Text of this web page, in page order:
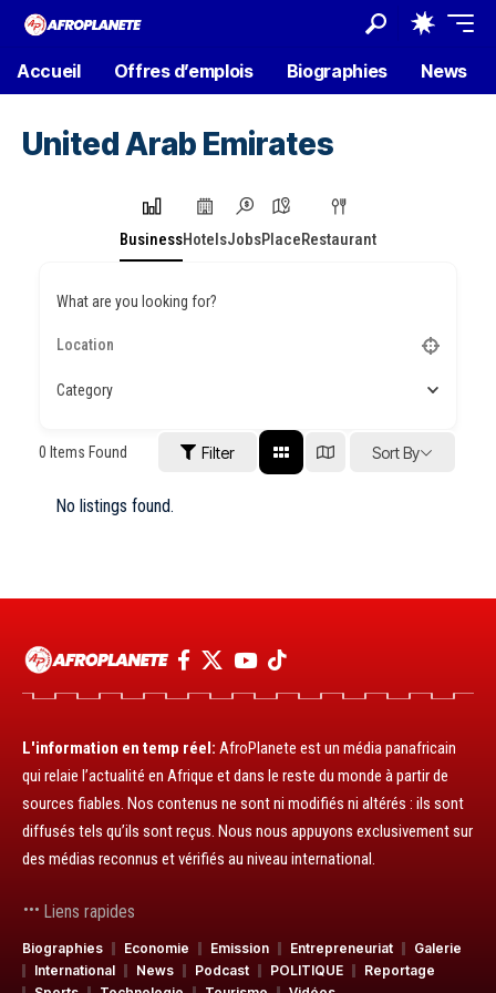
Accueil Offres d’emplois Biographies News
United Arab Emirates
BusinessHotelsJobsPlaceRestaurant
What are you looking for?
Category
0 Items Found Filter Sort By
No listings found.
L'information en temp réel: AfroPlanete est un média panafricain
qui relaie l’actualité en Afrique et dans le reste du monde à partir de
sources fiables. Nos contenus ne sont ni modifiés ni altérés : ils sont
diffusés tels qu’ils sont reçus. Nous nous appuyons exclusivement sur
des médias reconnus et vérifiés au niveau international.
Liens rapides
Biographies Economie Emission Entrepreneuriat
Galerie
International
News Podcast POLITIQUE
Reportage